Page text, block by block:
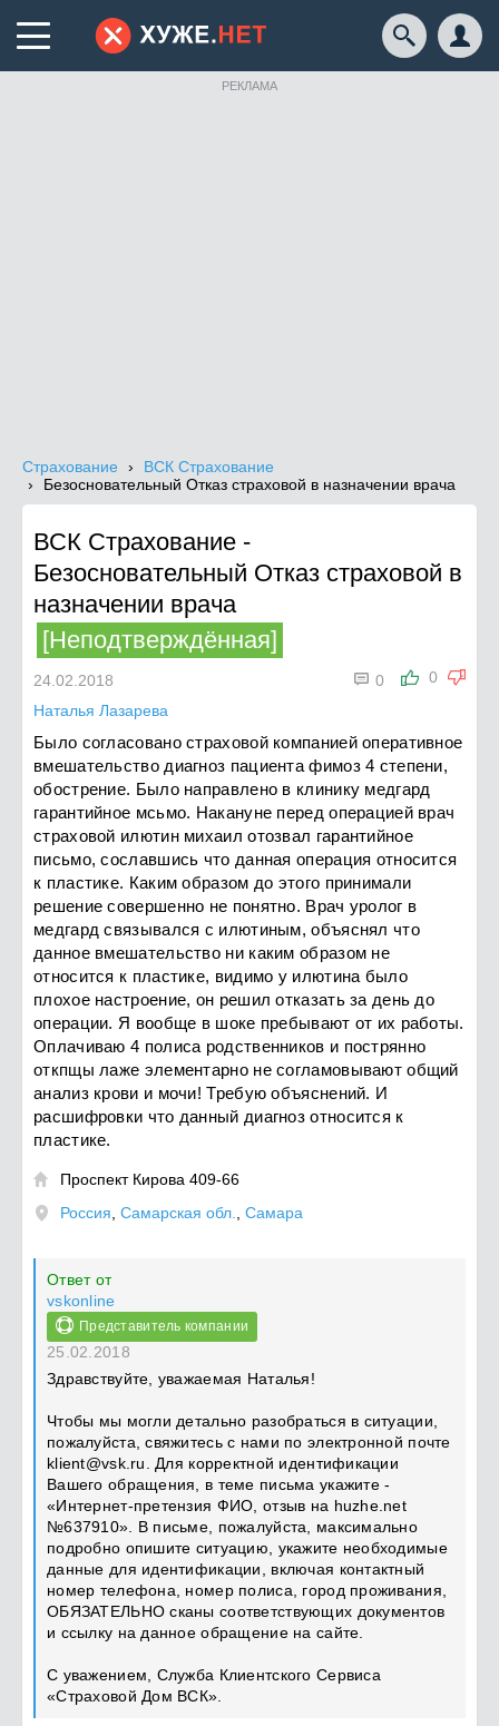
РЕКЛАМА
Страхование
ВСК Страхование
Безосновательный Отказ страховой в назначении врача
ВСК Страхование -
Безосновательный Отказ страховой в
назначении врача
[Неподтверждённая]
0
 0
24.02.2018
Наталья Лазарева
Было согласовано страховой компанией оперативное
вмешательство диагноз пациента фимоз 4 степени,
обострение. Было направлено в клинику медгард
гарантийное мсьмо. Накануне перед операцией врач
страховой илютин михаил отозвал гарантийное
письмо, сославшись что данная операция относится
к пластике. Каким образом до этого принимали
решение совершенно не понятно. Врач уролог в
медгард связывался с илютиным, объяснял что
данное вмешательство ни каким образом не
относится к пластике, видимо у илютина было
плохое настроение, он решил отказать за день до
операции. Я вообще в шоке пребывают от их работы.
Оплачиваю 4 полиса родственников и пострянно
откпщы лаже элементарно не согламовывают общий
анализ крови и мочи! Требую объяснений. И
расшифровки что данный диагноз относится к
пластике.

Проспект Кирова 409-66
Россия Самарская обл. Самара
Ответ от
vskonline
Представитель компании
25.02.2018
Здравствуйте, уважаемая Наталья!
Чтобы мы могли детально разобраться в ситуации,
пожалуйста, свяжитесь с нами по электронной почте
klient@vsk.ru. Для корректной идентификации
Вашего обращения, в теме письма укажите -
«Интернет-претензия ФИО, отзыв на huzhe.net
№637910». В письме, пожалуйста, максимально
подробно опишите ситуацию, укажите необходимые
данные для идентификации, включая контактный
номер телефона, номер полиса, город проживания,
ОБЯЗАТЕЛЬНО сканы соответствующих документов
и ссылку на данное обращение на сайте.
С уважением, Служба Клиентского Сервиса
«Страховой Дом ВСК».